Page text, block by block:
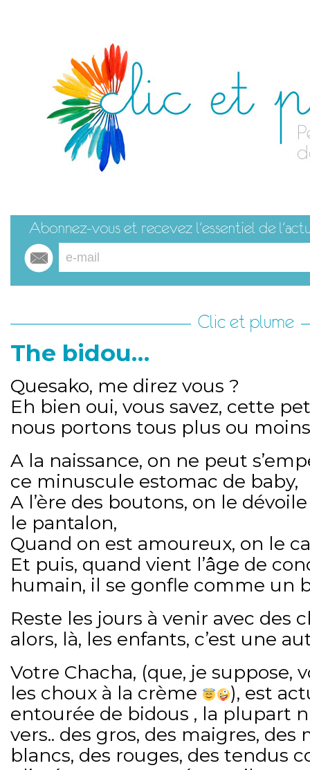
Clic et plume
The bidou…
Quesako, me direz vous ?
Eh bien oui, vous savez, cette
nous portons tous plus ou
A la naissance, on ne peut
ce minuscule estomac de baby,
A l’ère des boutons, on le
le pantalon,
Quand on est amoureux, on le
Et puis, quand vient l’âge de
humain, il se gonfle comme un
Reste les jours à venir avec des
alors, là, les enfants, c’est une
Votre Chacha, (que, je suppose,
les choux à la crème
), est
entourée de bidous , la plupart
vers.. des gros, des maigres, des
blancs, des rouges, des tendus